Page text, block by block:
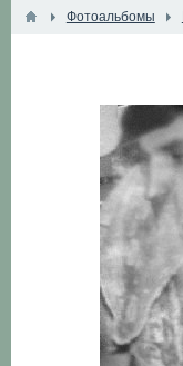
Фотоальбомы